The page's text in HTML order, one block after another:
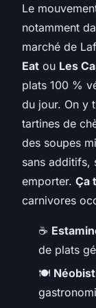
Le
notamment
marché de
Eat ou Les
plats 100 %
du jour. On y
tartines de
des soupes
sans additifs,
emporter. Ça
carnivores
☕
de plats
🍽️